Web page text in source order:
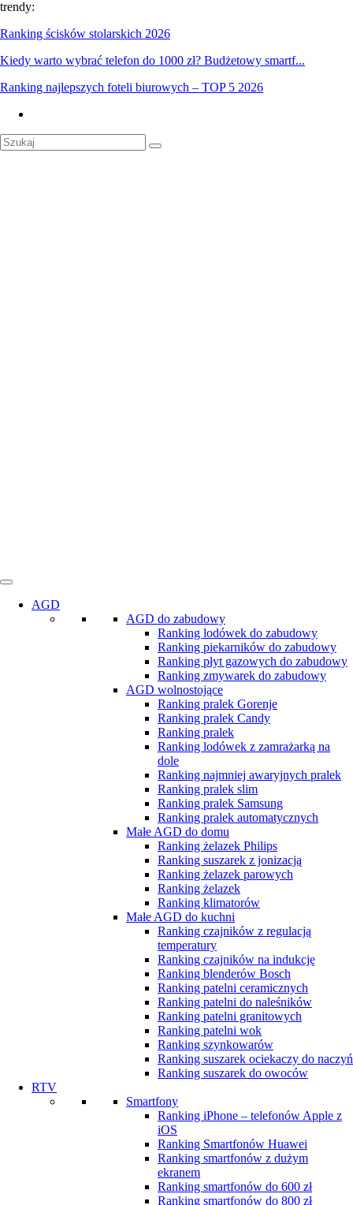
trendy:
Ranking ścisków stolarskich 2026
Kiedy warto wybrać telefon do 1000 zł? Budżetowy smartf...
Ranking najlepszych foteli biurowych – TOP 5 2026
AGD
AGD do zabudowy
Ranking lodówek do zabudowy
Ranking piekarników do zabudowy
Ranking płyt gazowych do zabudowy
Ranking zmywarek do zabudowy
AGD wolnostojące
Ranking pralek Gorenje
Ranking pralek Candy
Ranking pralek
Ranking lodówek z zamrażarką na
dole
Ranking najmniej awaryjnych pralek
Ranking pralek slim
Ranking pralek Samsung
Ranking pralek automatycznych
Małe AGD do domu
Ranking żelazek Philips
Ranking suszarek z jonizacją
Ranking żelazek parowych
Ranking żelazek
Ranking klimatorów
Małe AGD do kuchni
Ranking czajników z regulacją
temperatury
Ranking czajników na indukcję
Ranking blenderów Bosch
Ranking patelni ceramicznych
Ranking patelni do naleśników
Ranking patelni granitowych
Ranking patelni wok
Ranking szynkowarów
Ranking suszarek ociekaczy do naczyń
Ranking suszarek do owoców
RTV
Smartfony
Ranking iPhone – telefonów Apple z
iOS
Ranking Smartfonów Huawei
Ranking smartfonów z dużym
ekranem
Ranking smartfonów do 600 zł
Ranking smartfonów do 800 zł